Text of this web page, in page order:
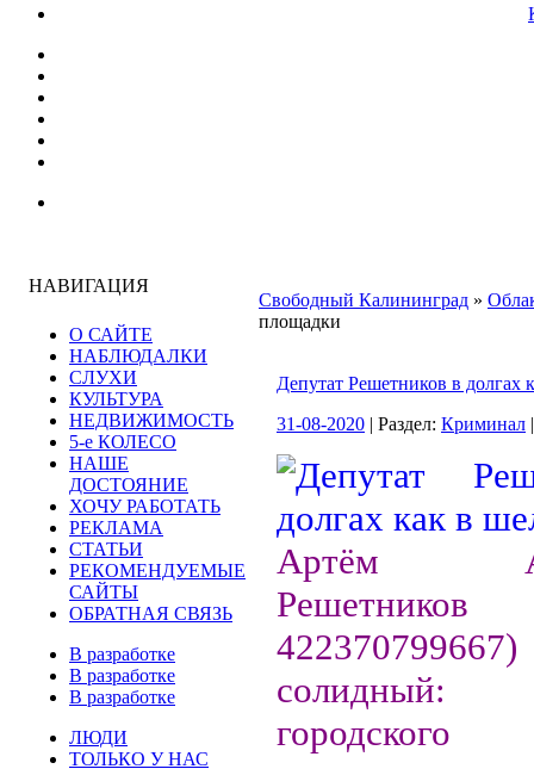
НАВИГАЦИЯ
О САЙТЕ
НАБЛЮДАЛКИ
СЛУХИ
КУЛЬТУРА
НЕДВИЖИМОСТЬ
5-е КОЛЕСО
НАШЕ
ДОСТОЯНИЕ
ХОЧУ РАБОТАТЬ
РЕКЛАМА
СТАТЬИ
РЕКОМЕНДУЕМЫЕ
САЙТЫ
ОБРАТНАЯ СВЯЗЬ
В разработке
В разработке
В разработке
ЛЮДИ
ТОЛЬКО У НАС
Свободный Калининград »
площадки
Депутат Решетников в долгах
31-08-2020 | Раздел: Криминал
Артём
солидный:
городского